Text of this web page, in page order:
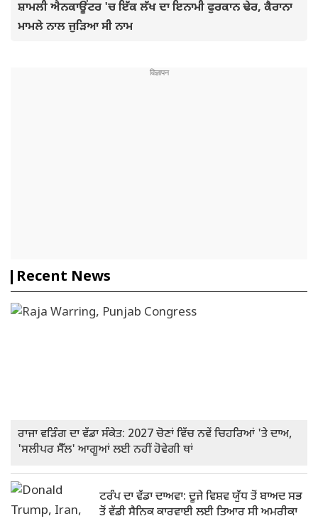
ਸ਼ਾਮਲੀ ਐਨਕਾਊਂਟਰ 'ਚ ਇੱਕ ਲੱਖ ਦਾ ਇਨਾਮੀ ਫੁਰਕਾਨ ਢੇਰ, ਕੈਰਾਨਾ
ਮਾਮਲੇ ਨਾਲ ਜੁੜਿਆ ਸੀ ਨਾਮ
Recent News
ਰਾਜਾ ਵੜਿੰਗ ਦਾ ਵੱਡਾ ਸੰਕੇਤ: 2027 ਚੋਣਾਂ ਵਿੱਚ ਨਵੇਂ ਚਿਹਰਿਆਂ 'ਤੇ ਦਾਅ,
'ਸਲੀਪਰ ਸੈੱਲ' ਆਗੂਆਂ ਲਈ ਨਹੀਂ ਹੋਵੇਗੀ ਥਾਂ
ਟਰੰਪ ਦਾ ਵੱਡਾ ਦਾਅਵਾ: ਦੂਜੇ ਵਿਸ਼ਵ ਯੁੱਧ ਤੋਂ ਬਾਅਦ ਸਭ
ਤੋਂ ਵੱਡੀ ਸੈਨਿਕ ਕਾਰਵਾਈ ਲਈ ਤਿਆਰ ਸੀ ਅਮਰੀਕਾ